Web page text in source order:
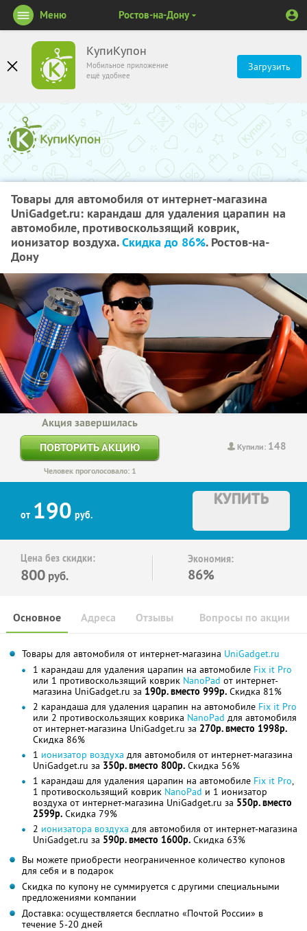
КупиКупон
Мобильное приложение
ещё удобнее
Загрузить
Меню Ростов-на-Дону
Товары для автомобиля от интернет-магазина
UniGadget.ru: карандаш для удаления царапин на
автомобиле, противоскользящий коврик,
ионизатор воздуха.Скидка до 86%. Ростов-на-
Дону
Купили: 148
Акция завершилась
ПОВТОРИТЬ АКЦИЮ
Человек проголосовало: 1
от 190 руб.
КУПИТЬ
Цена без скидки:
800 руб.
Экономия:
86%
Основное Отзывы Вопросы по акции
Адреса
Товары для автомобиля от интернет-магазина UniGadget.ru
1 карандаш для удаления царапин на автомобиле Fix it Pro
или 1 противоскользящий коврик NanoPad от интернет-
магазина UniGadget.ru за 190р. вместо 999р. Скидка 81%
2 карандаша для удаления царапин на автомобиле Fix it Pro
или 2 противоскользящих коврика NanoPad для автомобиля
от интернет-магазина UniGadget.ru за 270р. вместо 1998р.
Скидка 86%
1 ионизатор воздуха для автомобиля от интернет-магазина
UniGadget.ru за 350р. вместо 800р. Скидка 56%
1 карандаш для удаления царапин на автомобиле Fix it Pro,
1 противоскользящий коврик NanoPad и 1 ионизатор
воздуха от интернет-магазина UniGadget.ru за 550р. вместо
2599р. Скидка 79%
2 ионизатора воздуха для автомобиля от интернет-магазина
UniGadget.ru за 590р. вместо 1600р. Скидка 63%
Вы можете приобрести неограниченное количество купонов
для себя и в подарок
Скидка по купону не суммируется с другими специальными
предложениями компании
Доставка: осуществляется бесплатно «Почтой России» в
течение 5-20 дней